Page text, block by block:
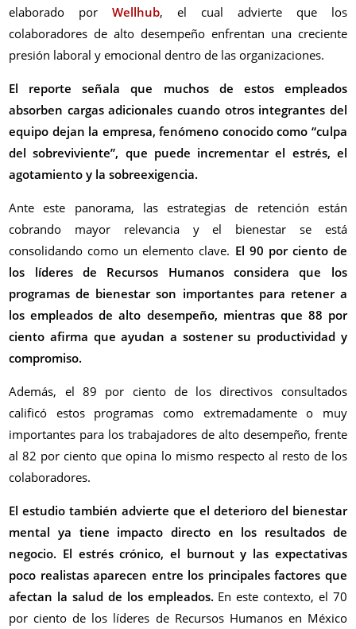
elaborado porWellhub, el cual advierte que los
colaboradores de alto desempeño enfrentan una creciente
presión laboral y emocional dentro de las organizaciones.
El reporte señala que muchos de estos empleados
absorben cargas adicionales cuando otros integrantes del
equipo dejan la empresa, fenómeno conocido como “culpa
del sobreviviente”, que puede incrementar el estrés, el
agotamiento y la sobreexigencia.
Ante este panorama, las estrategias de retención están
cobrando mayor relevancia y el bienestar se está
consolidando como un elemento clave. El 90 por ciento de
los líderes de Recursos Humanos considera que los
programas de bienestar son importantes para retener a
los empleados de alto desempeño, mientras que 88 por
ciento afirma que ayudan a sostener su productividad y
compromiso.
Además, el 89 por ciento de los directivos consultados
calificó estos programas como extremadamente o muy
importantes para los trabajadores de alto desempeño, frente
al 82 por ciento que opina lo mismo respecto al resto de los
colaboradores.
El estudio también advierte que el deterioro del bienestar
mental ya tiene impacto directo en los resultados de
negocio. El estrés crónico, el burnout y las expectativas
poco realistas aparecen entre los principales factores que
afectan la salud de los empleados. En este contexto, el 70
por ciento de los líderes de Recursos Humanos en México